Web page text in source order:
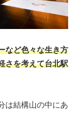
など色々な生き方
さを考えて台北駅
は結構山の中にあ